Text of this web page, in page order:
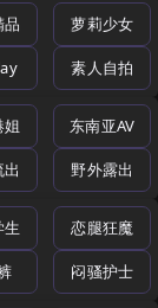
品 萝莉少女
素人自拍
姐 东南亚AV
野外露出
生 恋腿狂魔
闷骚护士